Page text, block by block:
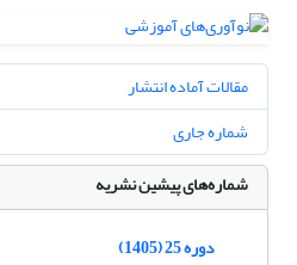
مقالات آماده انتشار
شماره جاری
شماره‌های پیشین نشریه
دوره 25 (1405)